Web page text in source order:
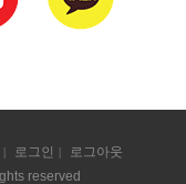
로그인
로그아웃
reserved